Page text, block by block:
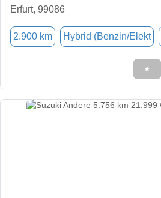
Erfurt, 99086
2.900 km Hybrid (Benzin/Elekt
★